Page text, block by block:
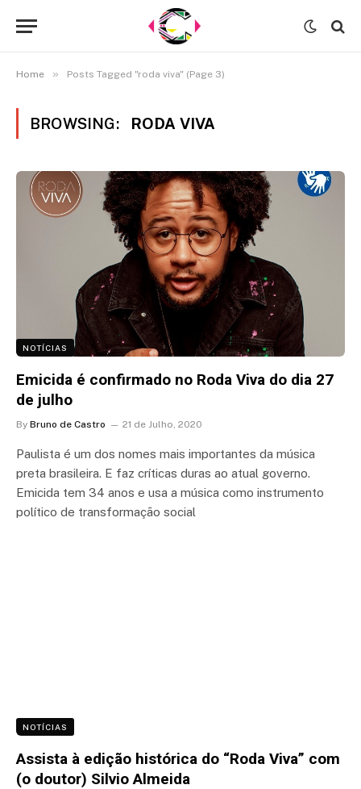
Home » Posts Tagged "roda viva" (Page 3)
BROWSING: RODA VIVA
NOTÍCIAS
Emicida é confirmado no Roda Viva do dia 27
de julho
By Bruno de Castro 21 de Julho, 2020
Paulista é um dos nomes mais importantes da música
preta brasileira. E faz críticas duras ao atual governo.
Emicida tem 34 anos e usa a música como instrumento
político de transformação social
NOTÍCIAS
Assista à edição histórica do “Roda Viva” com
(o doutor) Silvio Almeida